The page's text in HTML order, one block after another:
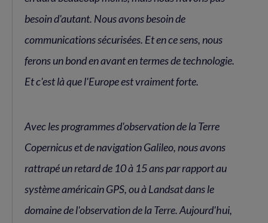
besoin d'autant. Nous avons besoin de
communications sécurisées. Et en ce sens, nous
ferons un bond en avant en termes de technologie.
Et c'est là que l'Europe est vraiment forte.
Avec les programmes d'observation de la Terre
Copernicus et de navigation Galileo, nous avons
rattrapé un retard de 10 à 15 ans par rapport au
système américain GPS, ou à Landsat dans le
domaine de l'observation de la Terre. Aujourd'hui,